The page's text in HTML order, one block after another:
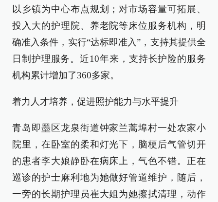
以乡镇为中心布点规划；对市场容量可拓展、
投入大的护理院、养老院等床位服务机构，明
确准入条件，实行“达标即准入”，支持其提供全
日制护理服务。近10年来，支持长护险的服务
机构累计增加了360多家。
着力人才培养，促进照护能力与水平提升
青岛即墨区龙泉街道钟家兰蒿埠村一处农家小
院里，在卧室的柔和灯光下，脑梗后气管切开
的患者李大娘静卧在病床上，气色不错。正在
巡诊的护士麻利地为她做好管道维护，随后，
一旁的长期护理员崔大姐为她擦拭清理，动作